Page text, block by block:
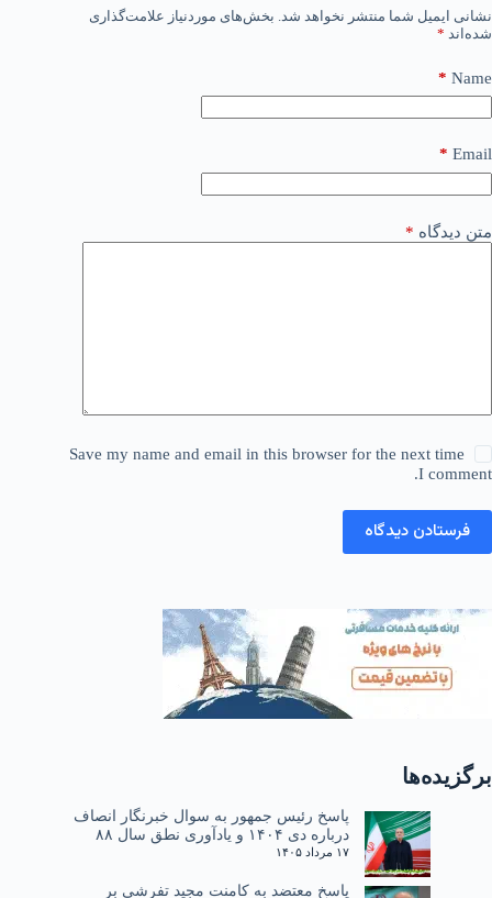
نشانی ایمیل شما منتشر نخواهد شد. بخش‌های موردنیاز علامت‌گذاری
شده‌اند *
Name
*
Email
*
متن دیدگاه *
Save my name and email in this browser for the next time
I comment.
فرستادن دیدگاه
برگزیده‌ها
پاسخ رئیس جمهور به سوال خبرنگار انصاف
درباره دی ۱۴۰۴ و یادآوری نطق سال ۸۸
۱۷ مرداد ۱۴۰۵
پاسخ معتضد به کامنت مجید تفرشی بر